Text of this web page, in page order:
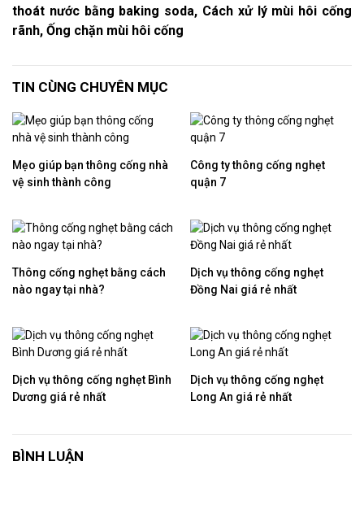
thoát nước bằng baking soda, Cách xử lý mùi hôi cống
rãnh, Ống chặn mùi hôi cống
TIN CÙNG CHUYÊN MỤC
Mẹo giúp bạn thông cống nhà
vệ sinh thành công
Công ty thông cống nghẹt
quận 7
Thông cống nghẹt bằng cách
nào ngay tại nhà?
Dịch vụ thông cống nghẹt
Đồng Nai giá rẻ nhất
Dịch vụ thông cống nghẹt Bình
Dương giá rẻ nhất
Dịch vụ thông cống nghẹt
Long An giá rẻ nhất
BÌNH LUẬN